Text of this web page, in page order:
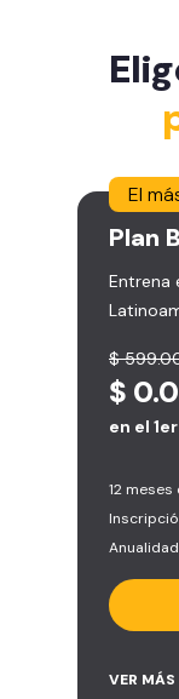
El
Plan
Entrena
$
$
en el
12
VER MÁS